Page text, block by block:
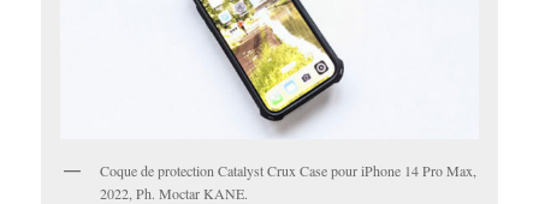
Coque de protection Catalyst Crux Case pour iPhone 14 Pro Max,
2022, Ph. Moctar KANE.